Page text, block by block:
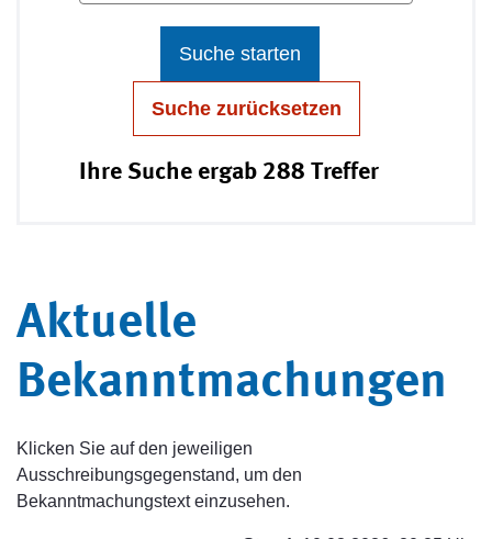
Suche starten
Suche zurücksetzen
Ihre Suche ergab 288 Treffer
Aktuelle
Bekanntmachungen
Klicken Sie auf den jeweiligen
Ausschreibungsgegenstand, um den
Bekanntmachungstext einzusehen.